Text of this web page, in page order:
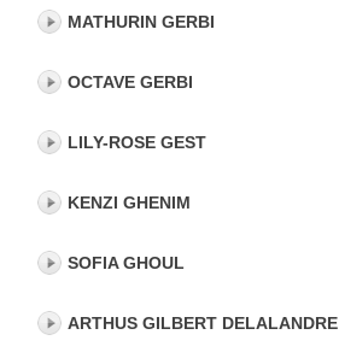
MATHURIN GERBI
OCTAVE GERBI
LILY-ROSE GEST
KENZI GHENIM
SOFIA GHOUL
ARTHUS GILBERT DELALANDRE